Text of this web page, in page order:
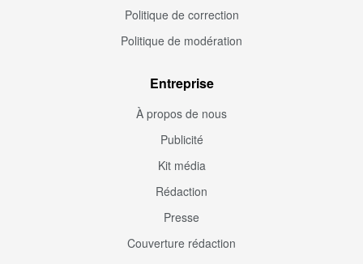
Politique de correction
Politique de modération
Entreprise
À propos de nous
Publicité
Kit média
Rédaction
Presse
Couverture rédaction